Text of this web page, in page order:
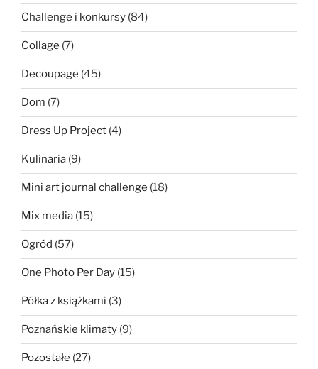
Challenge i konkursy (84)
Collage (7)
Decoupage (45)
Dom (7)
Dress Up Project (4)
Kulinaria (9)
Mini art journal challenge (18)
Mix media (15)
Ogród (57)
One Photo Per Day (15)
Półka z książkami (3)
Poznańskie klimaty (9)
Pozostałe (27)